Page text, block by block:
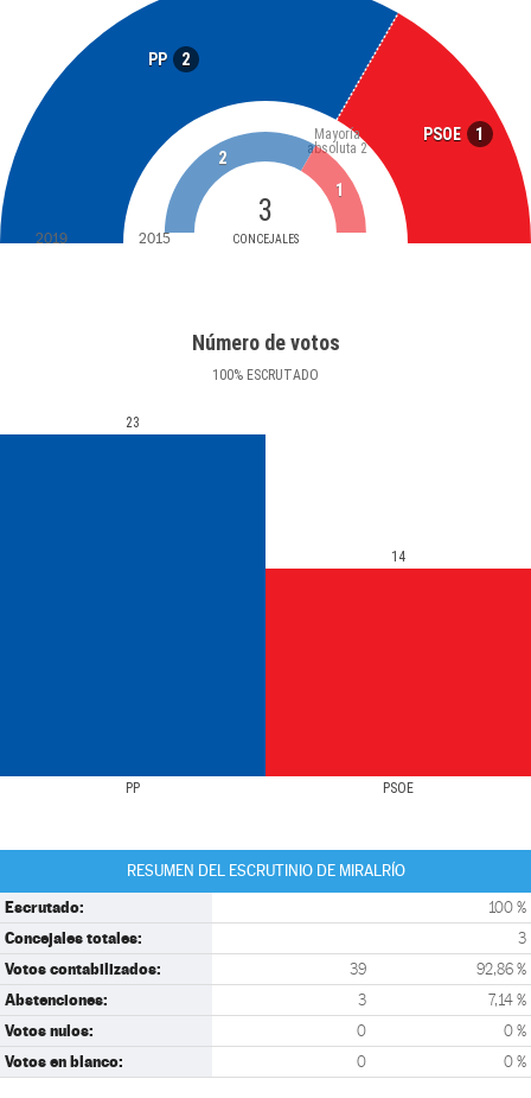
PP 2
PSOE 1
3
CONCEJALES
Mayoría
absoluta 2
2
1
2019 2015
Número de votos
100% ESCRUTADO
PP PSOE
23
14
RESUMEN DEL ESCRUTINIO DE MIRALRÍO
Escrutado: 100 %
Concejales totales: 3
Votos contabilizados: 39 92,86 %
Abstenciones: 3 7,14 %
Votos nulos: 0 0 %
Votos en blanco: 0 0 %